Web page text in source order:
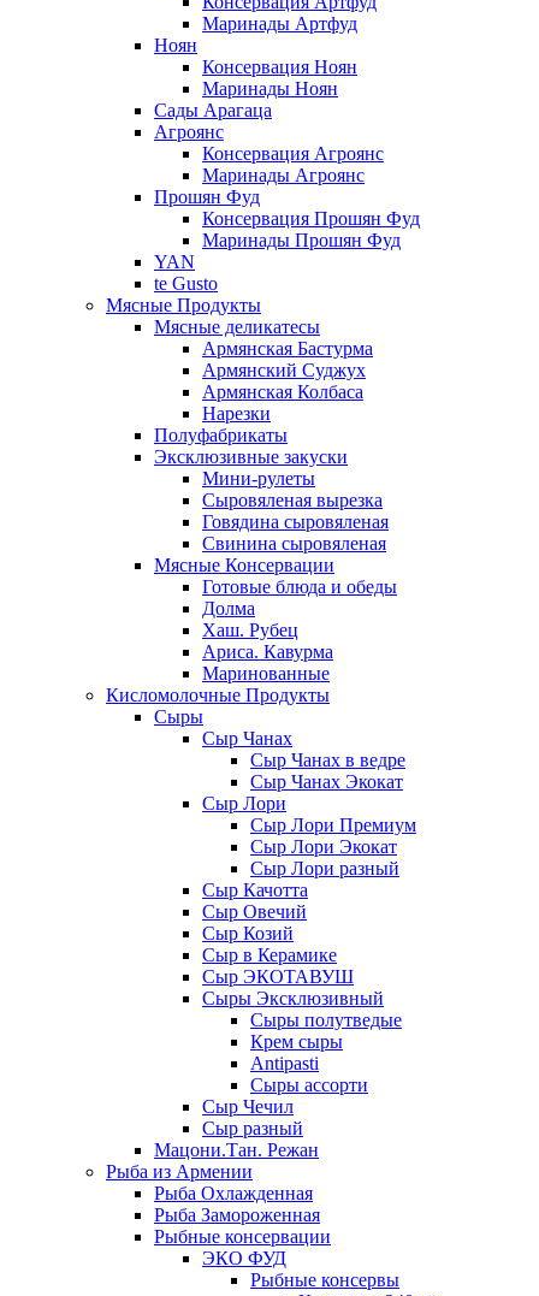
Маринады Артфуд
Ноян
Консервация Ноян
Маринады Ноян
Сады Арагаца
Агроянс
Консервация Агроянс
Маринады Агроянс
Прошян Фуд
Консервация Прошян Фуд
Маринады Прошян Фуд
YAN
te Gusto
Мясные Продукты
Мясные деликатесы
Армянская Бастурма
Армянский Суджух
Армянская Колбаса
Нарезки
Полуфабрикаты
Эксклюзивные закуски
Мини-рулеты
Сыровяленая вырезка
Говядина сыровяленая
Свинина сыровяленая
Мясные Консервации
Готовые блюда и обеды
Долма
Хаш. Рубец
Ариса. Кавурма
Маринованные
Кисломолочные Продукты
Сыры
Сыр Чанах
Сыр Чанах в ведре
Сыр Чанах Экокат
Сыр Лори
Сыр Лори Премиум
Сыр Лори Экокат
Сыр Лори разный
Сыр Качотта
Сыр Овечий
Сыр Козий
Сыр в Керамике
Сыр ЭКОТАВУШ
Сыры Эксклюзивный
Сыры полутведые
Крем сыры
Antipasti
Сыры ассорти
Сыр Чечил
Сыр разный
Мацони.Тан. Режан
Рыба из Армении
Рыба Охлажденная
Рыба Замороженная
Рыбные консервации
ЭКО ФУД
Рыбные консервы